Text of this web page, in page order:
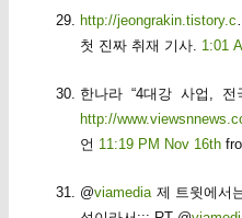
http://jeongrakin.tistory.c
첫 진짜 취재 기사. 1:01
한나라 “4대강 사업,
http://
언 11:19 PM Nov 16th
@viamedia제 트윗에서